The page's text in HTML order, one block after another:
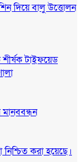
দিয়ে বালু উত্তোলন
টাইফয়েড
নিশ্চিত করা হয়েছে।